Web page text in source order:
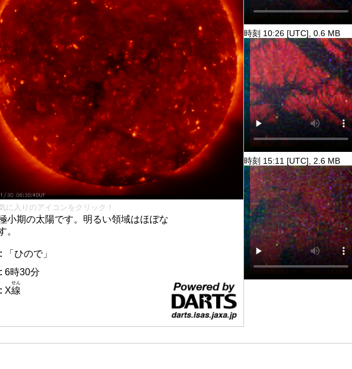
に入りのアイコンをクリック！
小期の太陽です。明るい領域はほぼな
。
:
「ひので」
: 6時30分
: X線
せん
時刻 10:26 [UTC], 0.6 MB
時刻 15:11 [UTC], 2.6 MB